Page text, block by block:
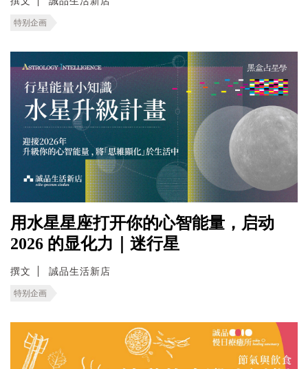
特别企画
用水星星座打开你的心智能量，启动
2026 的显化力｜迷行星
撰文 誠品生活新店
特别企画